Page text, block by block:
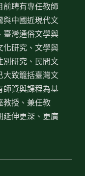
前聘有專任教師
與中國近現代文
臺灣通俗文學與
化研究、文學與
別研究、民間文
大致籠括臺灣文
師資與課程為基
教授、兼任教
延伸更深、更廣